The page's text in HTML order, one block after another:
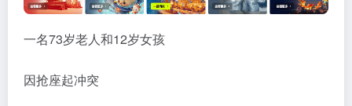
一名73岁老人和12岁女孩
因抢座起冲突